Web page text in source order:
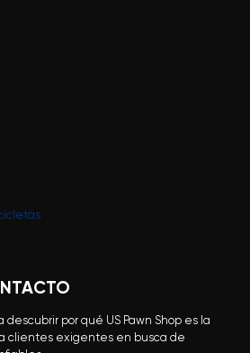
descubrir por qué US Pawn Shop es la
clientes exigentes en busca de